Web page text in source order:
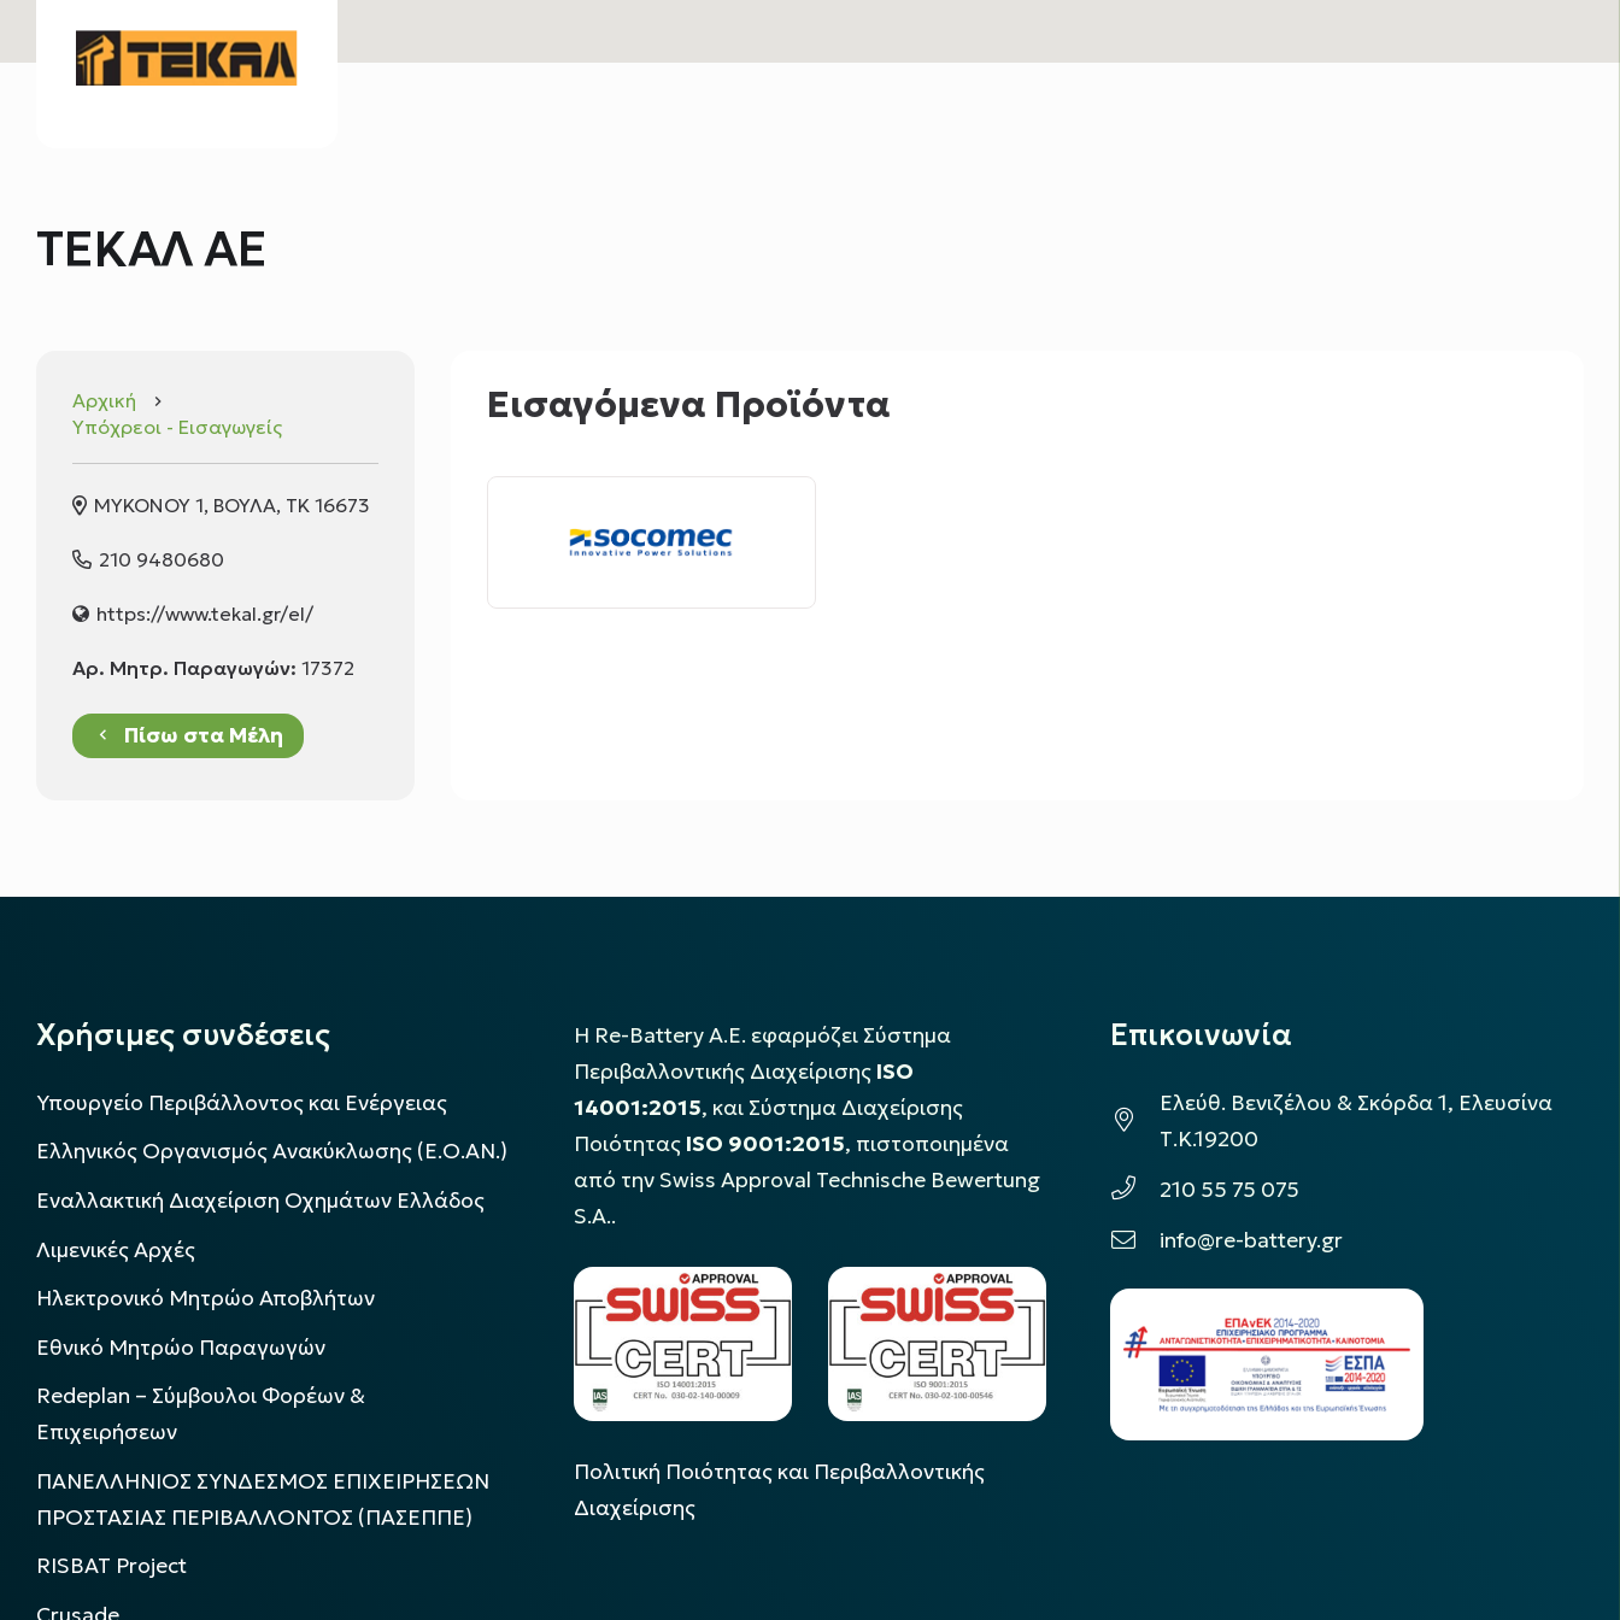
ΤΕΚΑΛ ΑΕ
Αρχική keyboard_arrow_right
Υπόχρεοι - Εισαγωγείς
ΜΥΚΟΝΟΥ 1, ΒΟΥΛΑ, ΤΚ 16673
210 9480680
https://www.tekal.gr/el/
Αρ. Μητρ. Παραγωγών: 17372
keyboard_arrow_left Πίσω στα Μέλη
Εισαγόμενα Προϊόντα
Χρήσιμες συνδέσεις
Υπουργείο Περιβάλλοντος και Ενέργειας
Ελληνικός Οργανισμός Ανακύκλωσης (Ε.Ο.ΑΝ.)
Εναλλακτική Διαχείριση Οχημάτων Ελλάδος
Λιμενικές Αρχές
Ηλεκτρονικό Μητρώο Αποβλήτων
Εθνικό Μητρώο Παραγωγών
Redeplan – Σύμβουλοι Φορέων &
Επιχειρήσεων
ΠΑΝΕΛΛΗΝΙΟΣ ΣΥΝΔΕΣΜΟΣ ΕΠΙΧΕΙΡΗΣΕΩΝ
ΠΡΟΣΤΑΣΙΑΣ ΠΕΡΙΒΑΛΛΟΝΤΟΣ (ΠΑΣΕΠΠΕ)
RISBAT Project
Η Re-Battery Α.Ε. εφαρμόζει Σύστημα
Περιβαλλοντικής Διαχείρισης ISO
14001:2015, και Σύστημα Διαχείρισης
Ποιότητας ISO 9001:2015, πιστοποιημένα
από την Swiss Approval Technische Bewertung
S.A..
Πολιτική Ποιότητας και Περιβαλλοντικής
Διαχείρισης
Επικοινωνία
Ελεύθ. Βενιζέλου & Σκόρδα 1, Ελευσίνα
Τ.Κ.19200
210 55 75 075
info@re-battery.gr